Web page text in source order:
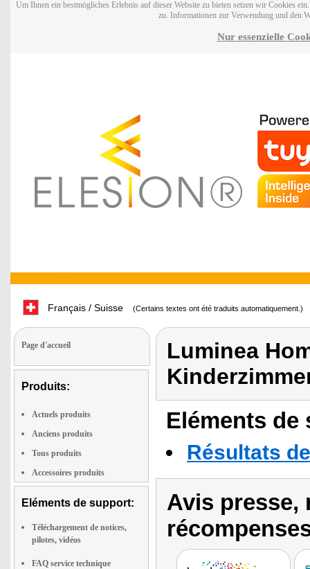
Um Ihnen ein bestmögliches Erlebnis auf dieser Website zu bieten setzen wir Cookies
zu. Informationen zur Verwendung und den
Nur essenzielle
Français / Suisse (Certains textes ont été traduits automatiquement.)
Page d'accueil
Produits:
Actuels produits
Anciens produits
Tous produits
Accessoires produits
Eléments de support:
Téléchargement de notices,
pilotes, vidéos
FAQ service technique
Luminea
Eléments
Résultats
Avis presse,